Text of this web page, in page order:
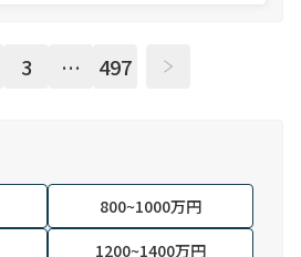
3 … 497
800~1000万円
1200~1400万円